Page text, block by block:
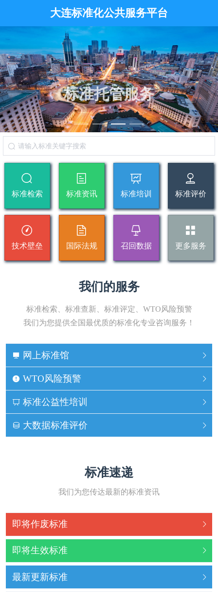
大连标准化公共服务平台
标准托管服务
标准检索 标准资讯 标准培训 标准评价
技术壁垒 国际法规 召回数据 更多服务
我们的服务
标准检索、标准查新、标准评定、WTO风险预警
我们为您提供全国最优质的标准化专业咨询服务！
网上标准馆
WTO风险预警
标准公益性培训
大数据标准评价
标准速递
我们为您传达最新的标准资讯
即将作废标准
即将生效标准
最新更新标准